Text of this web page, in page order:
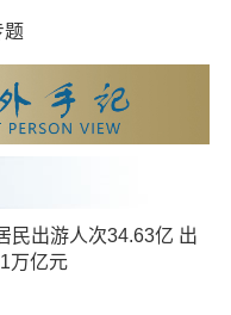
题
民出游人次34.63亿 出
万亿元